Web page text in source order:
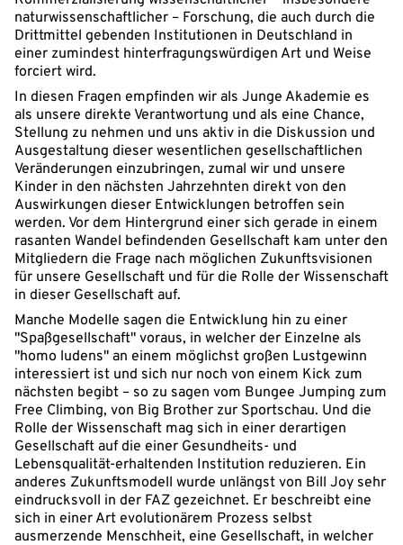
naturwissenschaftlicher – Forschung, die auch durch die
Drittmittel gebenden Institutionen in Deutschland in
einer zumindest hinterfragungswürdigen Art und Weise
forciert wird.
In diesen Fragen empfinden wir als Junge Akademie es
als unsere direkte Verantwortung und als eine Chance,
Stellung zu nehmen und uns aktiv in die Diskussion und
Ausgestaltung dieser wesentlichen gesellschaftlichen
Veränderungen einzubringen, zumal wir und unsere
Kinder in den nächsten Jahrzehnten direkt von den
Auswirkungen dieser Entwicklungen betroffen sein
werden. Vor dem Hintergrund einer sich gerade in einem
rasanten Wandel befindenden Gesellschaft kam unter den
Mitgliedern die Frage nach möglichen Zukunftsvisionen
für unsere Gesellschaft und für die Rolle der Wissenschaft
in dieser Gesellschaft auf.
Manche Modelle sagen die Entwicklung hin zu einer
"Spaßgesellschaft" voraus, in welcher der Einzelne als
"homo ludens" an einem möglichst großen Lustgewinn
interessiert ist und sich nur noch von einem Kick zum
nächsten begibt – so zu sagen vom Bungee Jumping zum
Free Climbing, von Big Brother zur Sportschau. Und die
Rolle der Wissenschaft mag sich in einer derartigen
Gesellschaft auf die einer Gesundheits- und
Lebensqualität-erhaltenden Institution reduzieren. Ein
anderes Zukunftsmodell wurde unlängst von Bill Joy sehr
eindrucksvoll in der FAZ gezeichnet. Er beschreibt eine
sich in einer Art evolutionärem Prozess selbst
ausmerzende Menschheit, eine Gesellschaft, in welcher